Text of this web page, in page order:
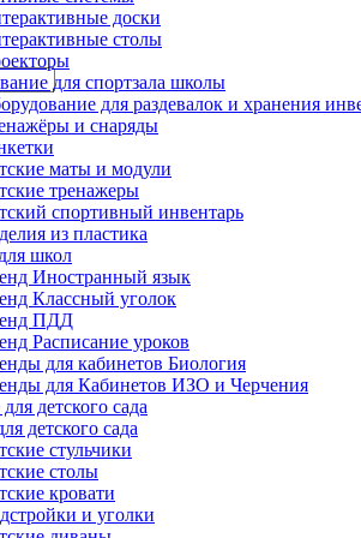
доски
столы
для спортзала школы
для раздевалок и хранения
и снаряды
маты и модули
тренажеры
спортивный инвентарь
из пластика
школ
Иностранный язык
Классный уголок
ПДД
Расписание уроков
для кабинетов Биология
для Кабинетов ИЗО и Черчения
детского сада
детского сада
стульчики
столы
кровати
и уголки